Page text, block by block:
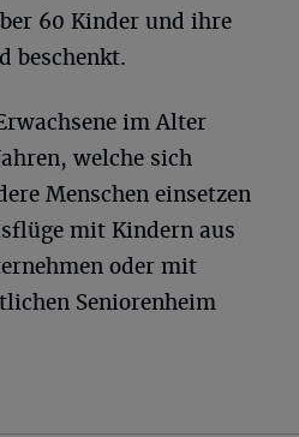
60 Kinder und ihre
beschenkt.
im Alter
welche sich
Menschen einsetzen
mit Kindern aus
oder mit
Seniorenheim